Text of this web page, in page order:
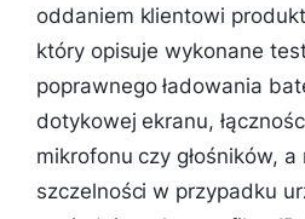
oddaniem klientowi
który opisuje wykonane
poprawnego ładowania
dotykowej ekranu,
mikrofonu czy głośników,
szczelności w przypadku